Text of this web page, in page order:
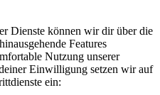
Dienste können wir dir über die
Features
Nutzung unserer
Einwilligung setzen wir auf
ein: